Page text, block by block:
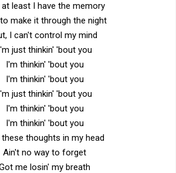
at least I have the memory
make it through the night
I can't control my mind
just thinkin' 'bout you
I'm thinkin' 'bout you
I'm thinkin' 'bout you
just thinkin' 'bout you
I'm thinkin' 'bout you
I'm thinkin' 'bout you
thoughts in my head
Ain't no way to forget
me losin' my breath